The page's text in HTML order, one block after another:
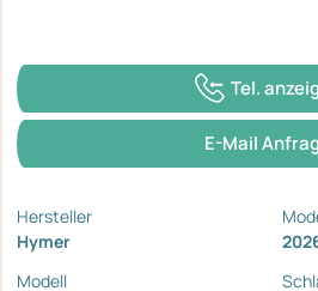
Tel.
E-Mail
Hersteller
Hymer
Modell